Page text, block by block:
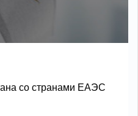
со странами ЕАЭС